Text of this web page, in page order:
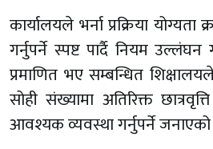
कार्यालयले भर्ना प्रक्रिया
गर्नुपर्ने स्पष्ट पार्दै नियम उल्लंघन
प्रमाणित भए सम्बन्धित
सोही संख्यामा अतिरिक्त
आवश्यक व्यवस्था गर्नुपर्ने